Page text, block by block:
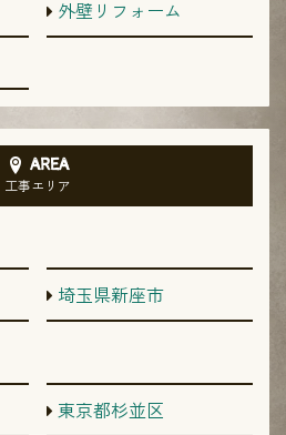
外壁リフォーム
AREA
工事エリア
埼玉県新座市
東京都杉並区